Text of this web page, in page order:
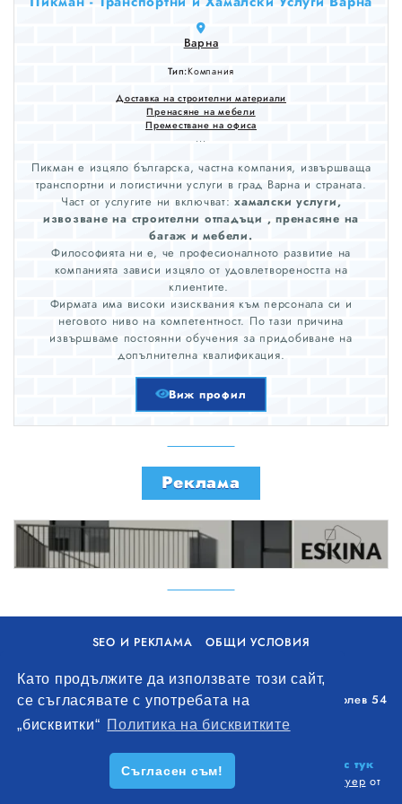
Като продължите да използвате този сайт,
се съгласявате с употребата на
„бисквитки“ Политика на бисквитките
Съгласен съм!
Варна
Тип:Компания
Доставка на строителни материали
Пренасяне на мебели
Преместване на офиса
...
Пикман е изцяло българска, частна компания, извършваща
транспортни и логистични услуги в град Варна и страната.
Част от услугите ни включват:хамалски услуги,
извозване на строителни отпадъци , пренасяне на
багаж и мебели.
Философията ни е, че професионалното развитие на
компанията зависи изцяло от удовлетвореността на
клиентите.
Фирмата има високи изисквания към персонала си и
неговото ниво на компетентност. По тази причина
извършваме постоянни обучения за придобиване на
допълнителна квалификация.
Виж профил
Реклама
SEO И РЕКЛАМА
ОБЩИ УСЛОВИЯ
Уолоу Интернешънъл ЕООД, гр. Варна, бул. Генерал Колев 54
+359 893 621 112
office@remontna-brigada.com
Създай профил на своя строителен бизнес тук
. Всички права запазени. Изработка на софтуер от